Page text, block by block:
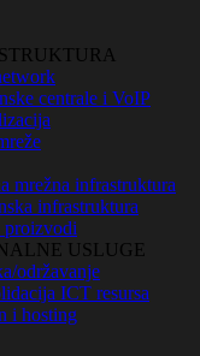
centrale i VoIP
mrežna infrastruktura
infrastruktura
proizvodi
USLUGE
održavanje
ICT resursa
i hosting